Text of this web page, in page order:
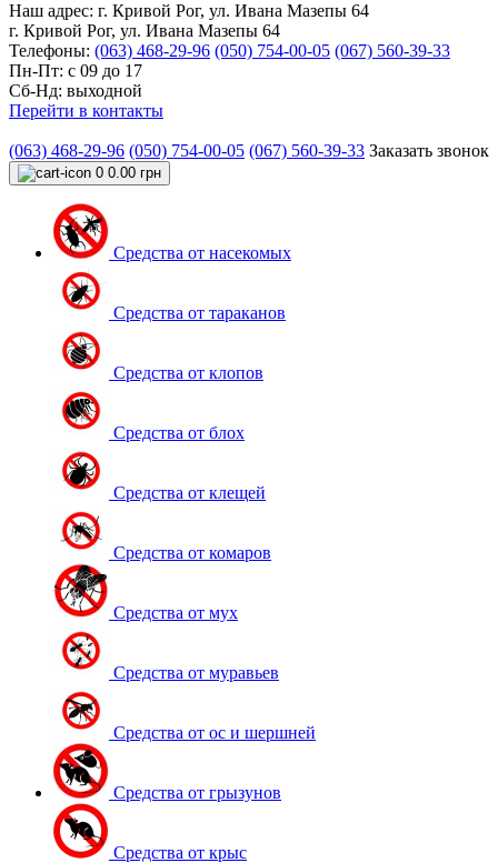
Наш адрес: г. Кривой Рог, ул. Ивана Мазепы 64
г. Кривой Рог, ул. Ивана Мазепы 64
Телефоны: (063) 468-29-96 (050) 754-00-05 (067) 560-39-33
Пн-Пт: с 09 до 17
Сб-Нд: выходной
Перейти в контакты
(063) 468-29-96 (050) 754-00-05 (067) 560-39-33 Заказать звонок
0 0.00 грн
Средства от насекомых
Средства от тараканов
Средства от клопов
Средства от блох
Средства от клещей
Средства от комаров
Средства от мух
Средства от муравьев
Средства от ос и шершней
Средства от грызунов
Средства от крыс